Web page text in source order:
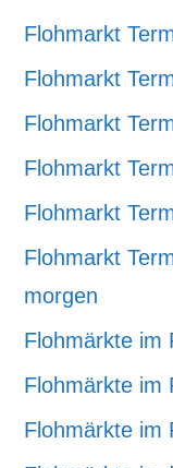
Flohmarkt
Flohmarkt
Flohmarkt
Flohmarkt
Flohmarkt
Flohmarkt
morgen
Flohmärkte im
Flohmärkte im
Flohmärkte im